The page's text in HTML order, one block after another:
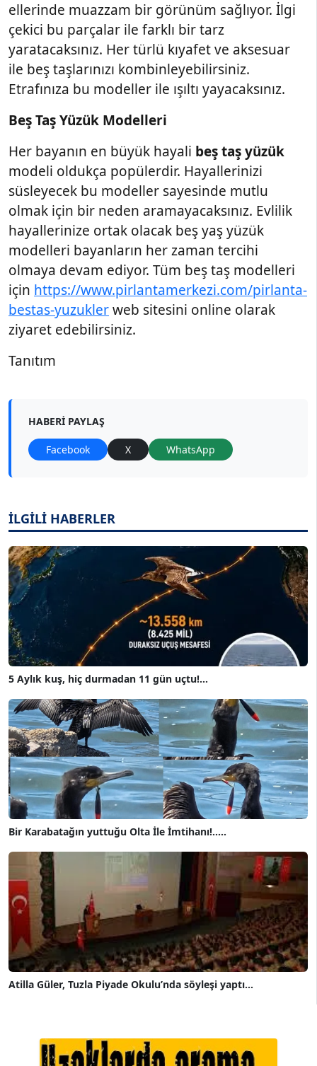
ellerinde muazzam bir görünüm sağlıyor. İlgi
çekici bu parçalar ile farklı bir tarz
yaratacaksınız. Her türlü kıyafet ve aksesuar
ile beş taşlarınızı kombinleyebilirsiniz.
Etrafınıza bu modeller ile ışıltı yayacaksınız.
Beş Taş Yüzük Modelleri
Her bayanın en büyük hayali beş taş yüzük
modeli oldukça popülerdir. Hayallerinizi
süsleyecek bu modeller sayesinde mutlu
olmak için bir neden aramayacaksınız. Evlilik
hayallerinize ortak olacak beş yaş yüzük
modelleri bayanların her zaman tercihi
olmaya devam ediyor. Tüm beş taş modelleri
için https://www.pirlantamerkezi.com/pirlanta-
bestas-yuzuklerweb sitesini online olarak
ziyaret edebilirsiniz.
Tanıtım
HABERI PAYLAŞ
Facebook X WhatsApp
İLGİLİ HABERLER
5 Aylık kuş, hiç durmadan 11 gün uçtu!...
Bir Karabatağın yuttuğu Olta İle İmtihanı!.....
Atilla Güler, Tuzla Piyade Okulu’nda söyleşi yaptı...